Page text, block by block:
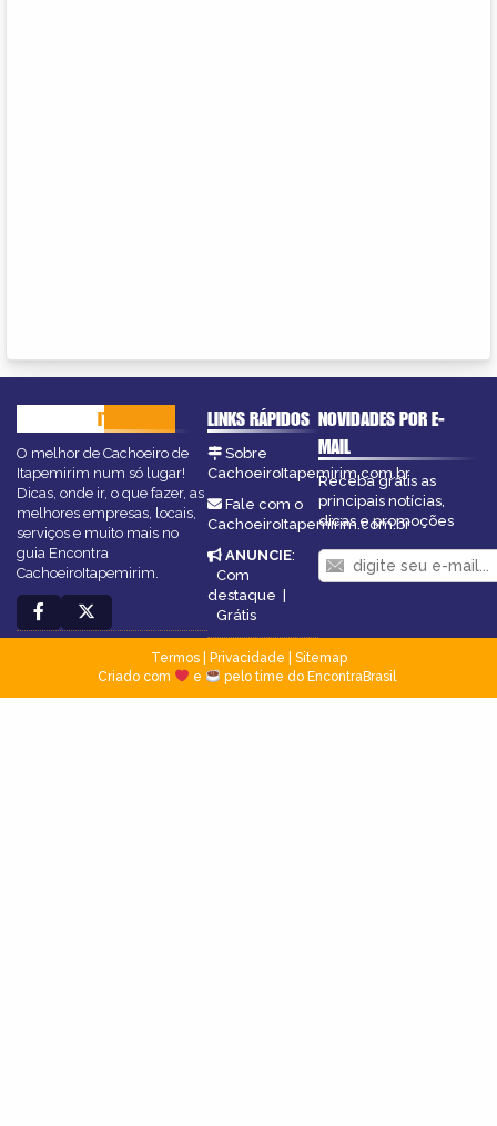
ITAPEMIRIM
O melhor de Cachoeiro de
Itapemirim num só lugar!
Dicas, onde ir, o que fazer, as
melhores empresas, locais,
serviços e muito mais no
guia Encontra
CachoeiroItapemirim.
LINKS RÁPIDOS
Sobre
CachoeiroItapemirim.com.br
Fale com o
CachoeiroItapemirim.com.br
ANUNCIE:
Com
destaque |
Grátis
NOVIDADES POR E-
MAIL
Receba grátis as
principais notícias,
dicas e promoções
Termos| Privacidade
Sitemap
Criado com
e pelo time do EncontraBrasil